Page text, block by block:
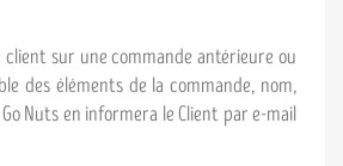
sur une commande antérieure ou
des éléments de la commande, nom,
Nuts en informera le Client par e-mail